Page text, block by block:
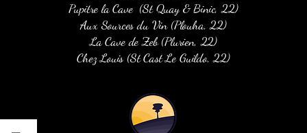
Pupitre la Cave (St Quay & Binic, 22)
Aux Sources du Vin (Plouha, 22)
La Cave de Zeb (Plurien, 22)
Chez Louis (St Cast Le Guildo, 22)